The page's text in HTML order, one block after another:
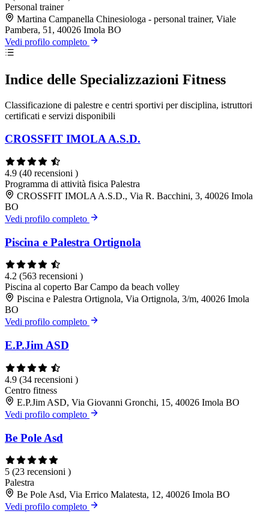
Personal trainer
Martina Campanella Chinesiologa - personal trainer, Viale
Pambera, 51, 40026 Imola BO
Vedi profilo completo
Indice delle Specializzazioni Fitness
Classificazione di palestre e centri sportivi per disciplina, istruttori
certificati e servizi disponibili
CROSSFIT IMOLA A.S.D.
4.9 (40 recensioni )
Programma di attività fisica Palestra
CROSSFIT IMOLA A.S.D., Via R. Bacchini, 3, 40026 Imola
BO
Vedi profilo completo
Piscina e Palestra Ortignola
4.2 (563 recensioni )
Piscina al coperto BarCampo da beach volley
Piscina e Palestra Ortignola, Via Ortignola, 3/m, 40026 Imola
BO
Vedi profilo completo
E.P.Jim ASD
4.9 (34 recensioni )
Centro fitness
E.P.Jim ASD, Via Giovanni Gronchi, 15, 40026 Imola BO
Vedi profilo completo
Be Pole Asd
5 (23 recensioni )
Palestra
Be Pole Asd, Via Errico Malatesta, 12, 40026 Imola BO
Vedi profilo completo